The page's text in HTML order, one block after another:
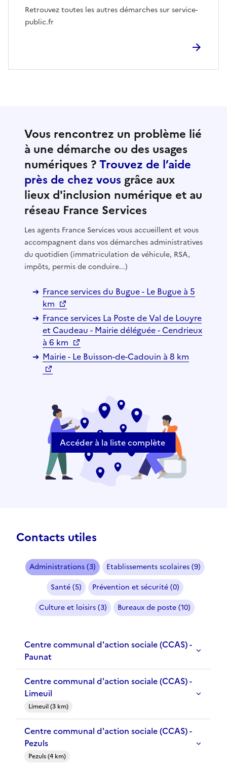
Retrouvez toutes les autres démarches sur service-
public.fr
Vous rencontrez un problème lié
à une démarche ou des usages
numériques ?Trouvez de l’aide
près de chez vous grâce aux
lieux d'inclusion numérique et au
réseau France Services
Les agents France Services vous accueillent et vous
accompagnent dans vos démarches administratives
du quotidien (immatriculation de véhicule, RSA,
impôts, permis de conduire...)
France services du Bugue - Le Bugue à 5
km
France services La Poste de Val de Louyre
et Caudeau - Mairie déléguée - Cendrieux
à 6 km
Mairie - Le Buisson-de-Cadouin à 8 km
Accéder à la liste complète
Contacts utiles
Administrations (3)
Etablissements scolaires (9)
Santé (5)
Prévention et sécurité (0)
Culture et loisirs (3)
Bureaux de poste (10)
Centre communal d'action sociale (CCAS) -
Paunat
Centre communal d'action sociale (CCAS) -
Limeuil
Limeuil (3 km)
Centre communal d'action sociale (CCAS) -
Pezuls
Pezuls (4 km)